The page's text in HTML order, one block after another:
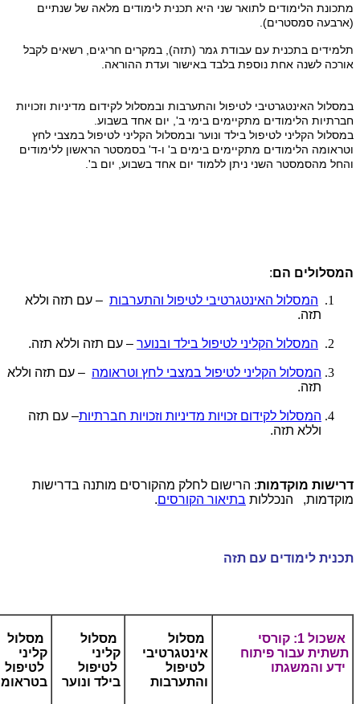
מתכונת הלימודים לתואר שני היא תכנית לימודים מלאה של שנתיים
(ארבעה סמסטרים).
תלמידים בתכנית עם עבודת גמר (תזה), במקרים חריגים, רשאים לקבל
אורכה לשנה אחת נוספת בלבד באישור ועדת ההוראה.
במסלול האינטגרטיבי לטיפול והתערבות ובמסלול לקידום מדיניות וזכויות
חברתיות הלימודים מתקיימים בימי ב', יום אחד בשבוע.
במסלול הקליני לטיפול בילד ונוער ובמסלול הקליני לטיפול במצבי לחץ
וטראומה הלימודים מתקיימים בימים ב' ו-ד' בסמסטר הראשון ללימודים
והחל מהסמסטר השני ניתן ללמוד יום אחד בשבוע, יום ב'.
המסלולים הם:
המסלול האינטגרטיבי לטיפול והתערבות – עם תזה וללא
תזה.
המסלול הקליני לטיפול בילד ובנוער – עם תזה וללא תזה.
המסלול הקליני לטיפול במצבי לחץ וטראומה – עם תזה וללא
תזה.
המסלול לקידום זכויות מדיניות וזכויות חברתיות– עם תזה
וללא תזה.
דרישות מוקדמות: הרישום לחלק מהקורסים מותנה בדרישות
מוקדמות, הנכללות בתיאור הקורסים.
תכנית לימודים עם תזה
אשכול 1: קורסי
תשתית עבור פיתוח
ידע והמשגתו
מסלול
אינטגרטיבי
לטיפול
והתערבות
מסלול
קליני
לטיפול
בילד ונוער
מסלול
קליני
לטיפול